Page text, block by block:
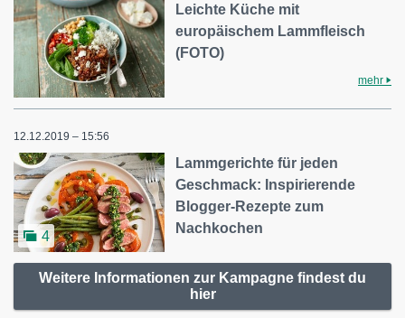
Leichte Küche mit
europäischem Lammfleisch
(FOTO)
mehr
12.12.2019 – 15:56
4
Lammgerichte für jeden
Geschmack: Inspirierende
Blogger-Rezepte zum
Nachkochen
Weitere Informationen zur Kampagne findest du
hier